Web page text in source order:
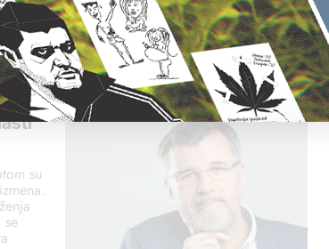
30. jun 2026.
su
se